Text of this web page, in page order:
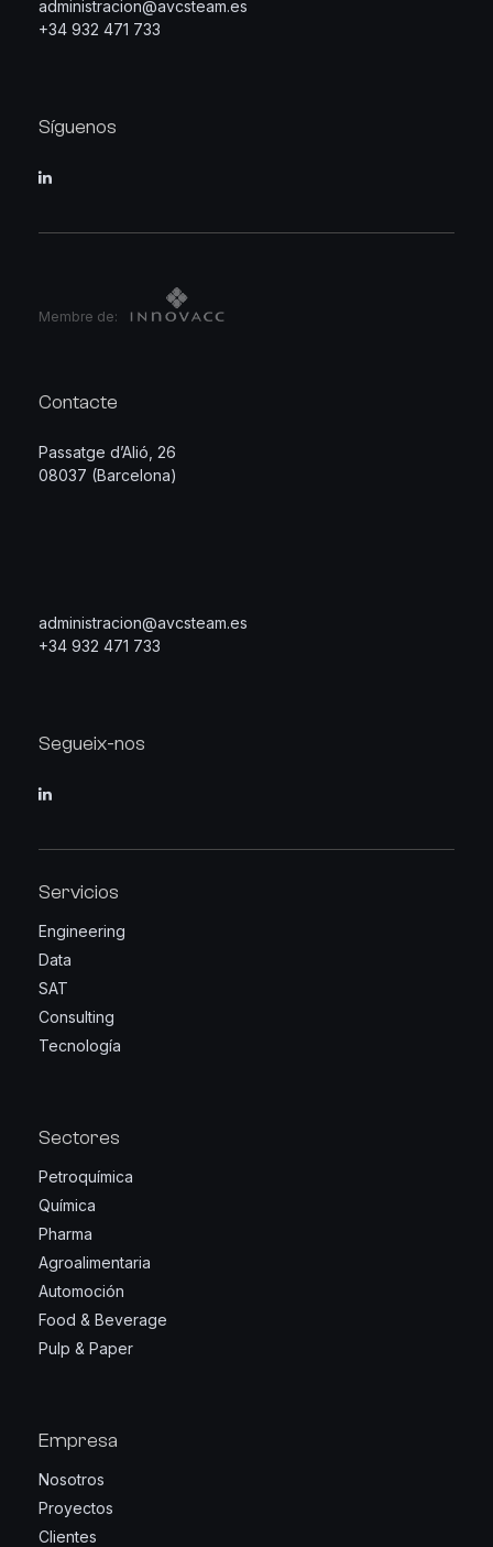
administracion@avcsteam.es
+34 932 471 733
Síguenos
Membre de:
Contacte
Passatge d’Alió, 26
08037 (Barcelona)
administracion@avcsteam.es
+34 932 471 733
Segueix-nos
Servicios
Engineering
Data
SAT
Consulting
Tecnología
Sectores
Petroquímica
Química
Pharma
Agroalimentaria
Automoción
Food & Beverage
Pulp & Paper
Empresa
Nosotros
Proyectos
Clientes